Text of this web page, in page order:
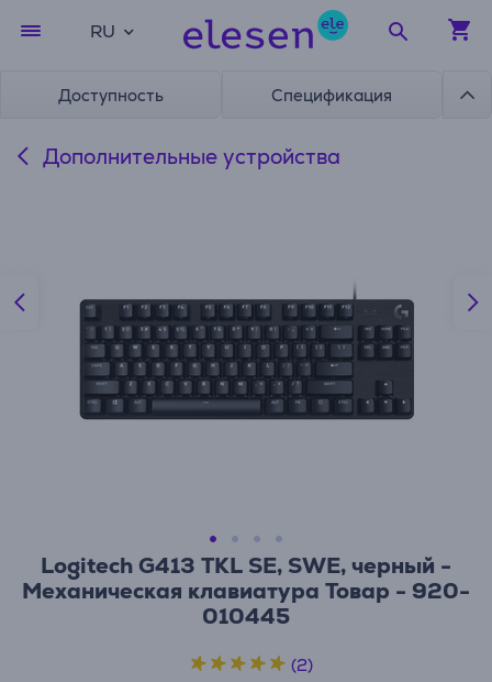
RU
Доступность Спецификация
Дополнительные устройства
Logitech G413 TKL SE, SWE, черный -
Механическая клавиатура Товар - 920-
010445
(2)